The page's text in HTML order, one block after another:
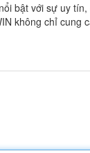
bật với sự uy
không chỉ cung